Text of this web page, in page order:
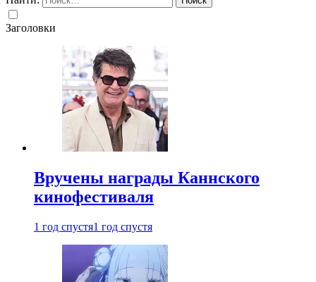
Заголовки
Вручены награды Каннского
кинофестиваля
1 год спустя1 год спустя